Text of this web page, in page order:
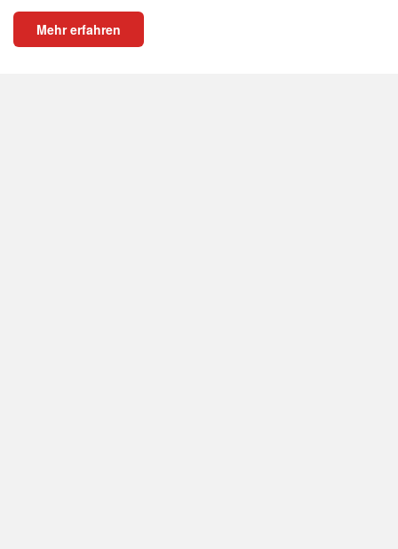
Mehr erfahren